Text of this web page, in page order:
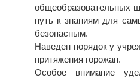
общеобразовательных
путь к знаниям для
безопасным.
Наведен порядок у
притяжения горожан.
Особое внимание